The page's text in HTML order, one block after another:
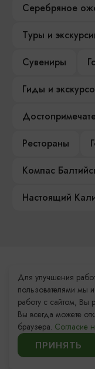
Серебряное
Туры и
Сувениры
Гиды и
Рестораны
Компас
Настоящий
Контакты
+7 (4012)
8 (800)
info@visit-
Для улучшения
пользователями мы
работу с сайтом, Вы
Вы всегда можете
браузера. Согласие
ПРИНЯТЬ